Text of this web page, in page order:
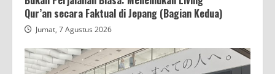
Qur’an secara Faktual di Jepang (Bagian Kedua)
Jumat, 7 Agustus 2026